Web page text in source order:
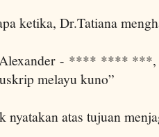
ketika, Dr.Tatiana
Alexander - **** **** ***,
melayu kuno”
nyatakan atas tujuan